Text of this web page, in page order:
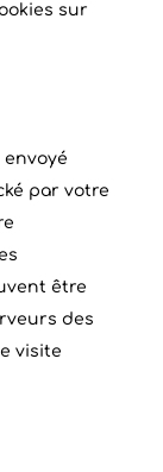
sur
par votre
être
des
visite